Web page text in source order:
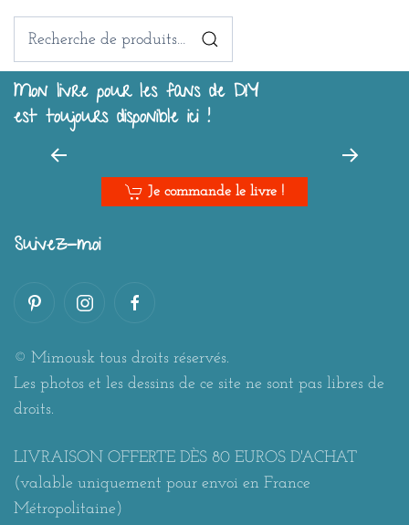
Recherche
Mon livre pour les fans de DIY
est toujours disponible ici !
Je commande le livre !
Suivez-moi
© Mimousk tous droits réservés.
Les photos et les dessins de ce site ne sont pas libres de
droits.
LIVRAISON OFFERTE DÈS 80 EUROS D'ACHAT
(valable uniquement pour envoi en France
Métropolitaine)